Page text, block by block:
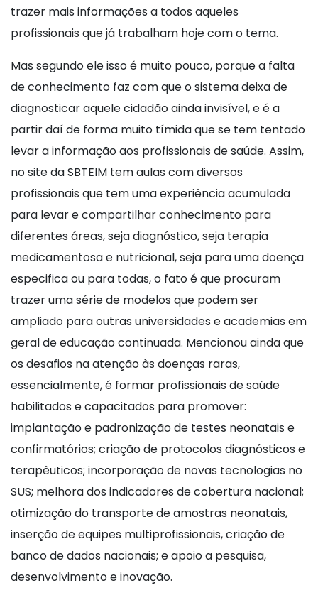
trazer mais informações a todos aqueles
profissionais que já trabalham hoje com o tema.
Mas segundo ele isso é muito pouco, porque a falta
de conhecimento faz com que o sistema deixa de
diagnosticar aquele cidadão ainda invisível, e é a
partir daí de forma muito tímida que se tem tentado
levar a informação aos profissionais de saúde. Assim,
no site da SBTEIM tem aulas com diversos
profissionais que tem uma experiência acumulada
para levar e compartilhar conhecimento para
diferentes áreas, seja diagnóstico, seja terapia
medicamentosa e nutricional, seja para uma doença
especifica ou para todas, o fato é que procuram
trazer uma série de modelos que podem ser
ampliado para outras universidades e academias em
geral de educação continuada. Mencionou ainda que
os desafios na atenção às doenças raras,
essencialmente, é formar profissionais de saúde
habilitados e capacitados para promover:
implantação e padronização de testes neonatais e
confirmatórios; criação de protocolos diagnósticos e
terapêuticos; incorporação de novas tecnologias no
SUS; melhora dos indicadores de cobertura nacional;
otimização do transporte de amostras neonatais,
inserção de equipes multiprofissionais, criação de
banco de dados nacionais; e apoio a pesquisa,
desenvolvimento e inovação.